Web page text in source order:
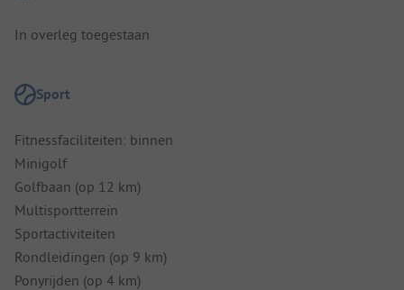
In overleg toegestaan
Sport
Fitnessfaciliteiten: binnen
Minigolf
Golfbaan (op 12 km)
Multisportterrein
Sportactiviteiten
Rondleidingen (op 9 km)
Ponyrijden (op 4 km)